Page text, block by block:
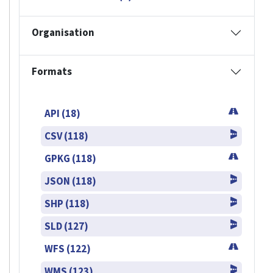
Organisation
Formats
API (18)
CSV (118)
GPKG (118)
JSON (118)
SHP (118)
SLD (127)
WFS (122)